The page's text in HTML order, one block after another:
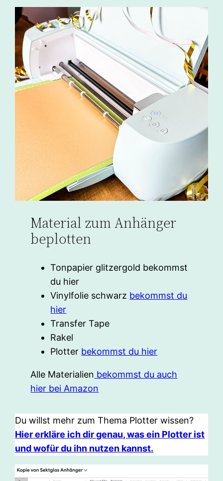
Material zum Anhänger
beplotten
Tonpapier glitzergold bekommst
du hier
Vinylfolie schwarz bekommst du
hier
Transfer Tape
Rakel
Plotter bekommst du hier
Alle Materialien bekommst du auch
hier bei Amazon
Du willst mehr zum Thema Plotter wissen?
Hier erkläre ich dir genau, was ein Plotter ist
und wofür du ihn nutzen kannst.